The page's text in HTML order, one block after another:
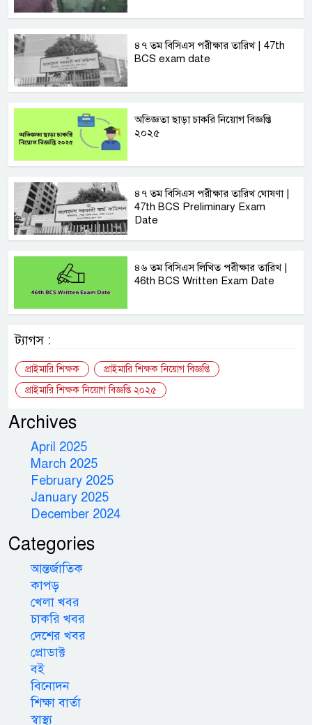
৪৭ তম বিসিএস পরীক্ষার তারিখ | 47th
BCS exam date
অভিজ্ঞতা ছাড়া চাকরি নিয়োগ বিজ্ঞপ্তি
২০২৫
৪৭ তম বিসিএস পরীক্ষার তারিখ ঘোষণা |
47th BCS Preliminary Exam
Date
৪৬ তম বিসিএস লিখিত পরীক্ষার তারিখ |
46th BCS Written Exam Date
ট্যাগস :
প্রাইমারি শিক্ষক
প্রাইমারি শিক্ষক নিয়োগ বিজ্ঞপ্তি
প্রাইমারি শিক্ষক নিয়োগ বিজ্ঞপ্তি ২০২৫
Archives
April 2025
March 2025
February 2025
January 2025
December 2024
Categories
আন্তর্জাতিক
কাপড়
খেলা খবর
চাকরি খবর
দেশের খবর
প্রোডাক্ট
বই
বিনোদন
শিক্ষা বার্তা
স্বাস্থ্য